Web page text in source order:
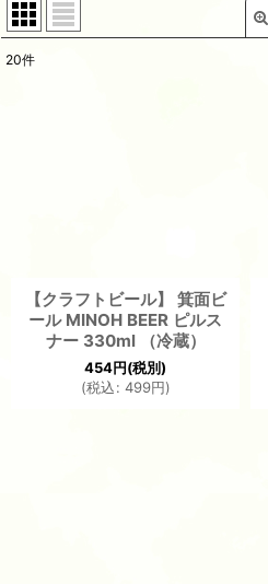
20件
【クラフトビール】 箕面ビ
ール MINOH BEER ピルス
ナー 330ml （冷蔵）
454円(税別)
(税込: 499円)